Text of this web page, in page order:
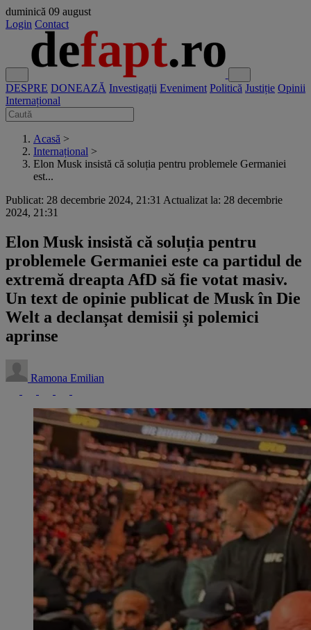
duminică 09 august
Login Contact
DESPRE DONEAZĂ Investigații Eveniment Politică Justiție Opinii
Internațional
Acasă >
Internațional >
Elon Musk insistă că soluția pentru problemele Germaniei
est...
Publicat: 28 decembrie 2024, 21:31 Actualizat la: 28 decembrie
2024, 21:31
Elon Musk insistă că soluția pentru
problemele Germaniei este ca partidul de
extremă dreapta AfD să fie votat masiv.
Un text de opinie publicat de Musk în Die
Welt a declanșat demisii și polemici
aprinse
Ramona Emilian